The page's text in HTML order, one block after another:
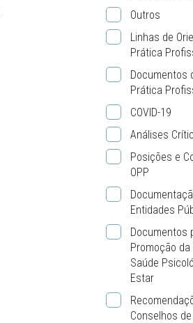
Outros
Linhas de
Prática
Documentos
Prática
COVID-19
Análises
Posições e
OPP
Entidades
Documentos
Promoção
Saúde
Estar
Conselhos